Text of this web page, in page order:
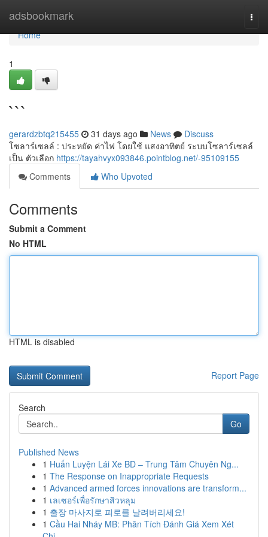
adsbookmark
Home
Home
1
```
gerardzbtq215455 31 days ago News
Discuss
โซลาร์เซลล์ : ประหยัด ค่าไฟ โดยใช้ แสงอาทิตย์ ระบบโซลาร์เซลล์
เป็น ตัวเลือก https://tayahvyx093846.pointblog.net/-95109155
Comments
Who Upvoted
Comments
Submit a Comment
No HTML
HTML is disabled
Report Page
Search
Go
Published News
1 Huấn Luyện Lái Xe BD – Trung Tâm Chuyên Ng...
1 The Response on Inappropriate Requests
1 Advanced armed forces innovations are transform...
1 เลเซอร์เพื่อรักษาสิวหลุม
1 출장 마사지로 피로를 날려버리세요!
1 Cầu Hai Nháy MB: Phân Tích Đánh Giá Xem Xét